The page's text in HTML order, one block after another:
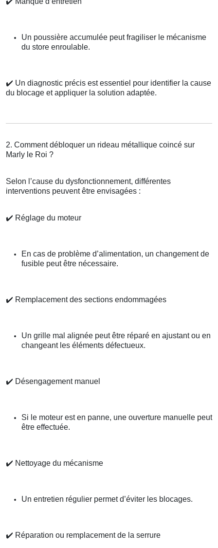
Un poussière accumulée peut fragiliser le mécanisme
du store enroulable.
✔️ Un diagnostic précis est essentiel pour identifier la cause
du blocage et appliquer la solution adaptée.
2. Comment débloquer un rideau métallique coincé sur
Marly le Roi ?
Selon l’cause du dysfonctionnement, différentes
interventions peuvent être envisagées :
✔️ Réglage du moteur
En cas de problème d’alimentation, un changement de
fusible peut être nécessaire.
✔️ Remplacement des sections endommagées
Un grille mal alignée peut être réparé en ajustant ou en
changeant les éléments défectueux.
✔️ Désengagement manuel
Si le moteur est en panne, une ouverture manuelle peut
être effectuée.
✔️ Nettoyage du mécanisme
Un entretien régulier permet d’éviter les blocages.
✔️ Réparation ou remplacement de la serrure